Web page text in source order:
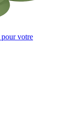
pour votre